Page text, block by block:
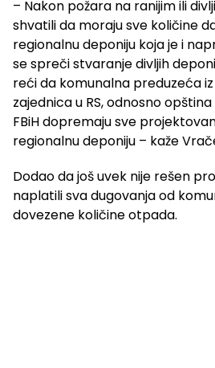
– Nakon požara na ranijim ili
shvatili da moraju sve količine
regionalnu deponiju koja je i
se spreči stvaranje divljih
reći da komunalna preduzeća
zajednica u RS, odnosno
FBiH dopremaju sve
regionalnu deponiju – kaže
Dodao da još uvek nije rešen
naplatili sva dugovanja od
dovezene količine otpada.